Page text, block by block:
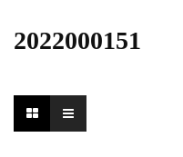
2022000151